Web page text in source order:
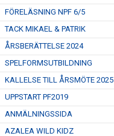
FÖRELÄSNING NPF 6/5
TACK MIKAEL & PATRIK
ÅRSBERÄTTELSE 2024
SPELFORMSUTBILDNING
KALLELSE TILL ÅRSMÖTE 2025
UPPSTART PF2019
ANMÄLNINGSSIDA
AZALEA WILD KIDZ